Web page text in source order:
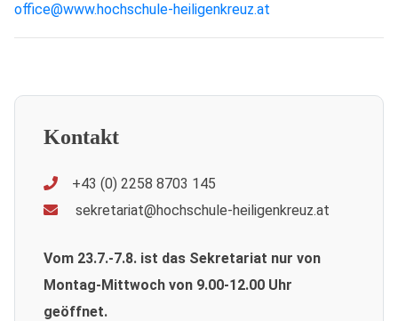
office@www.hochschule-heiligenkreuz.at
Kontakt
+43 (0) 2258 8703 145
sekretariat@hochschule-heiligenkreuz.at
Vom 23.7.-7.8. ist das Sekretariat nur von
Montag-Mittwoch von 9.00-12.00 Uhr
geöffnet.